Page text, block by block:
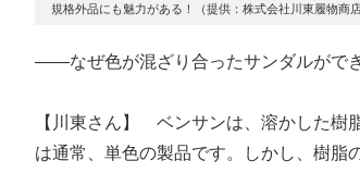
規格外品にも魅力がある！（提供：株式会社川東履物商店
――なぜ色が混ざり合ったサンダルがで
【川東さん】 ベンサンは、溶かした樹
は通常、単色の製品です。しかし、樹脂